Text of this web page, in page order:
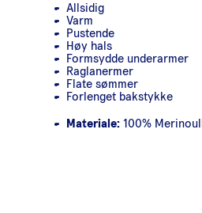
Allsidig
Varm
Pustende
Høy hals
Formsydde underarmer
Raglanermer
Flate sømmer
Forlenget bakstykke
Materiale: 100% Merinoull